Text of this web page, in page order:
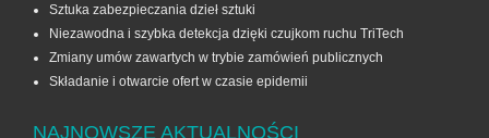
Sztuka zabezpieczania dzieł sztuki
Niezawodna i szybka detekcja dzięki czujkom ruchu TriTech
Zmiany umów zawartych w trybie zamówień publicznych
Składanie i otwarcie ofert w czasie epidemii
NAJNOWSZE AKTUALNOŚCI